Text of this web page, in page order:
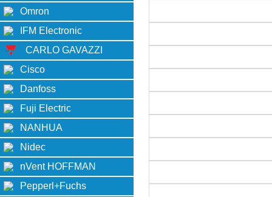
Omron
IFM Electronic
CARLO GAVAZZI
Cisco
Danfoss
Fuji Electric
NANHUA
Nidec
nVent HOFFMAN
Pepperl+Fuchs